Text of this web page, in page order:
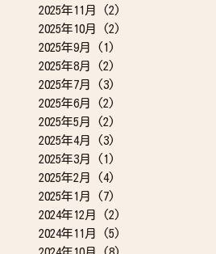
2025年11月
(2)
2025年10月
(2)
2025年9月
(1)
2025年8月
(2)
2025年7月
(3)
2025年6月
(2)
2025年5月
(2)
2025年4月
(3)
2025年3月
(1)
2025年2月
(4)
2025年1月
(7)
2024年12月
(2)
2024年11月
(5)